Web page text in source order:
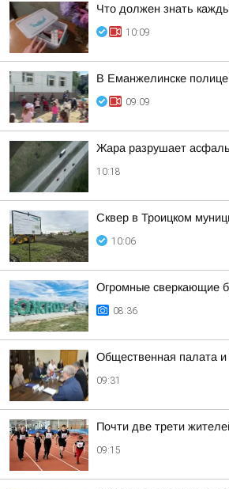
Что должен знать
10:09
В Еманжелинске
09:09
Жара разрушает
10:18
Сквер в Троицком
10:06
Огромные сверкающие
08:36
Общественная палата
09:31
Почти две трети
09:15